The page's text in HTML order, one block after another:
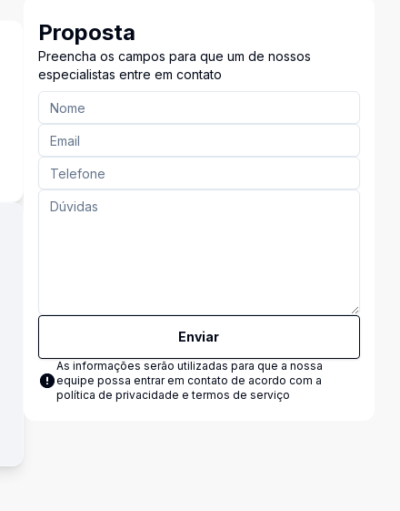
Proposta
Preencha os campos para que um de nossos
especialistas entre em contato
Enviar
As informações serão utilizadas para que a nossa
equipe possa entrar em contato de acordo com a
política de privacidade e termos de serviço